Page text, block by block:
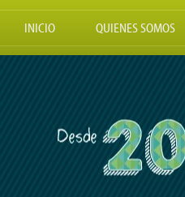
INICIO QUIENES SOMOS